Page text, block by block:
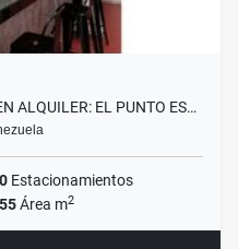
ALQUILER: EL PUNTO ES…
0 Estacionamientos
55Área m2